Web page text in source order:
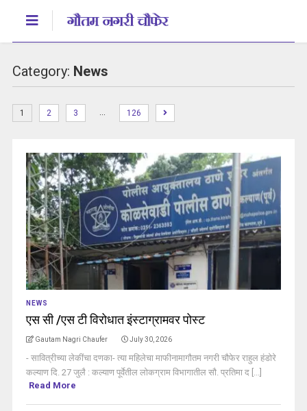
Category: News
1 2 3 … 126
NEWS
एस सी /एस टी विरोधात इंस्टाग्रामवर पोस्ट
Gautam Nagri Chaufer July 30, 2026
- सावित्रीच्या लेकींचा दणका- त्या महिलेचा माफीनामागौतम नगरी चौफेर राहुल हंडोरे
कल्याण दि. 27 जुलै : कल्याण पूर्वेतील लोकग्राम विभागातील सौ. प्रतिमा द [...]
Read More